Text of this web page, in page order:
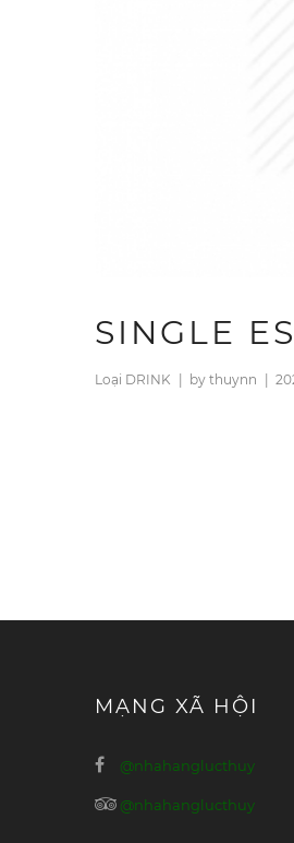
SINGLE
Loại DRINK by thuynn
MẠNG XÃ HỘI
@nhahanglucthuy
@nhahanglucthuy